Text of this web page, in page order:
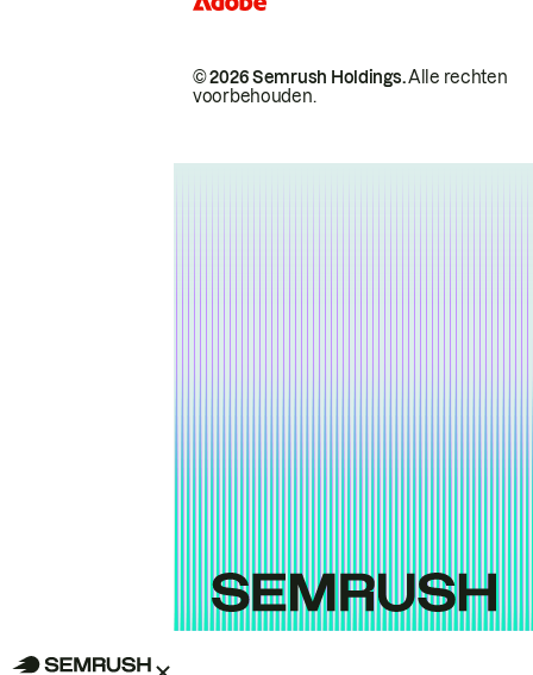
© 2026 Semrush Holdings.Alle rechten
voorbehouden.